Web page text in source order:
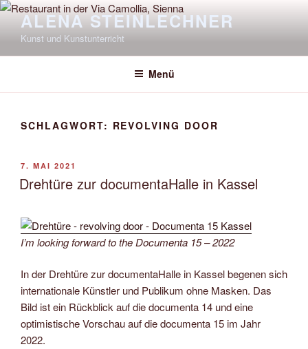
Zum
Inhalt
springen
ALENA STEINLECHNER
Kunst und Kunstunterricht
Menü
SCHLAGWORT: REVOLVING DOOR
VERÖFFENTLICHT
AM
7. MAI 2021
Drehtüre zur documentaHalle in Kassel
I’m looking forward to the Documenta 15 – 2022
In der Drehtüre zur documentaHalle in Kassel begenen sich
internationale Künstler und Publikum ohne Masken. Das
Bild ist ein Rückblick auf die documenta 14 und eine
optimistische Vorschau auf die documenta 15 im Jahr
2022.